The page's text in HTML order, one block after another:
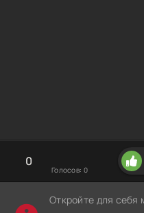
0
Голосов: 0
Откройте для себя